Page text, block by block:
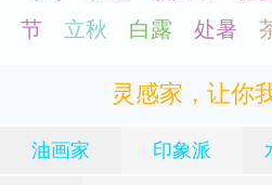
油画家 印象派
灵感家，让你